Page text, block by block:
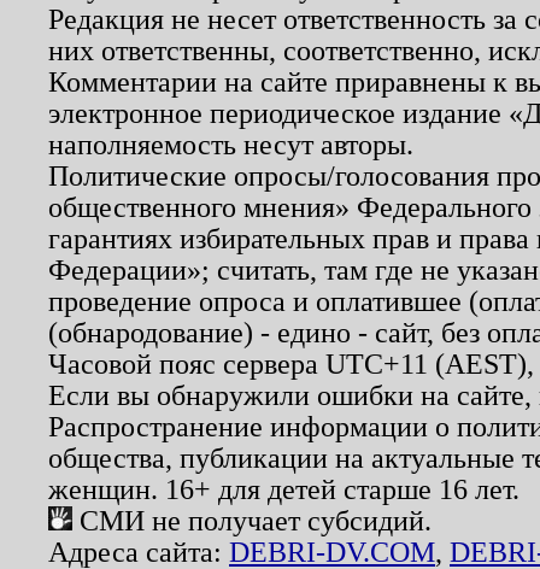
Редакция не несет ответственность
них ответственны, соответственно,
Комментарии на сайте приравнены к
электронное периодическое издание
наполняемость несут авторы.
Политические опросы/голосования
общественного мнения»
гарантиях избирательных прав и
Федерации»; считать, там где не
проведение опроса и оплатившее
(обнародование) - едино - сайт, без
Часовой пояс сервера UTC+11
Если вы обнаружили ошибки на
Распространение информации о
общества, публикации на актуальные
женщин. 16+ для детей старше 16 лет.
СМИ не получает субсидий.
Адреса сайта: DEBRI-DV.COM,